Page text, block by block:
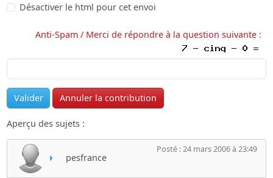
Désactiver le html pour cet envoi
Anti-Spam / Merci de répondre à la question suivante :
Aperçu des sujets :
pesfrance
Posté : 24 mars 2006 à 23:49